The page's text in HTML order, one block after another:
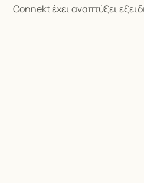
Connekt έχει αναπτύξει